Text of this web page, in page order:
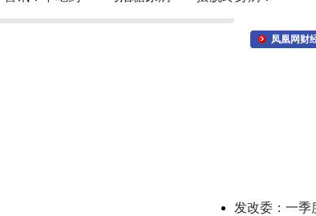
凤凰网财
发改委：一季